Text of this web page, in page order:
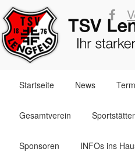
überspringen
Startseite News
Gesamtverein
Sponsoren INFOs ins